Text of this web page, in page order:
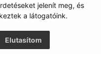
jelenít meg, és
a látogatóink.
Elutasítom